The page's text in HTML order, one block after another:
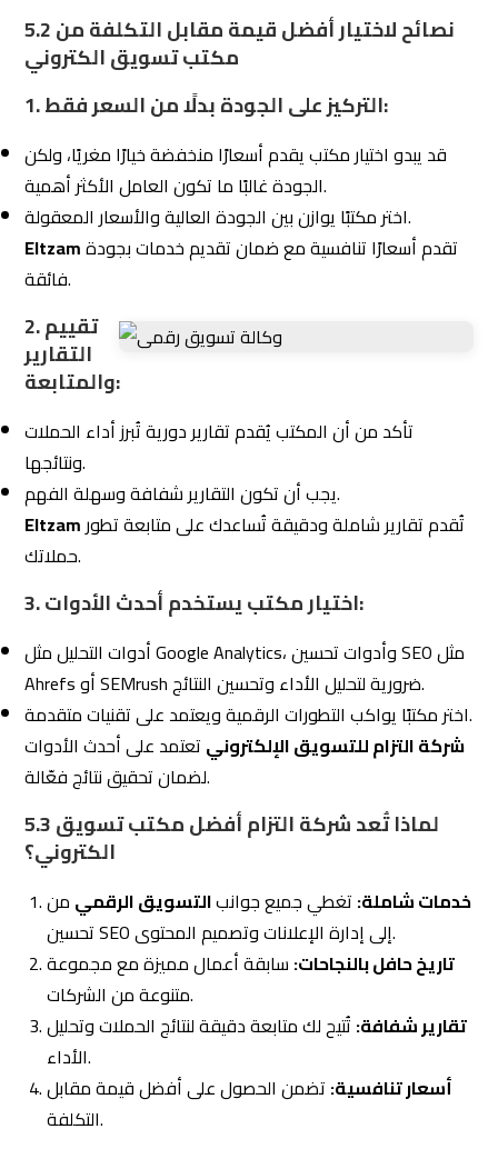
5.3لماذا تُعد شركة التزام أفضل مكتب تسويق
الكتروني؟
خدمات شاملة:تغطي جميع جوانب التسويق الرقميمن
تاريخ حافل بالنجاحات:سابقة أعمال مميزة مع مجموعة
متنوعة من الشركات.
تقارير شفافة:تُتيح لك متابعة دقيقة لنتائج الحملات وتحليل
الأداء.
تضمن الحصول على أفضل قيمة مقابل
6.الخطوة الخامسة: التحقق من أدوات
التحليل والمتابعة
أحد أهم العناصر في اختيارمكتب تسويق إلكترونيهو
التأكد من أنه يستخدم أدوات تحليل الأداء والمتابعة لضمان
تحقيق أهدافك التسويقية بكفاءة. أدوات التحليل ليست فقط
والضعف وإجراء التحسينات المستمرة. في هذا السياق، تُعد
شركة التزام للتسويق الإلكتروني
واحدة من أبرز المكاتب
التي تعتمد على أحدث أدوات التحليل لتقديم تقارير شفافة ونتائج
ملموسة.
6.1أهمية استخدام أدوات تحليل الأداء مثل
Google Analytics
1. قياس فعالية الحملات التسويقية:
تساعد أدوات مثل Google Analytics على تتبع أداء الحملات
التسويقية من خلال:
معرفة مصدر حركة الزوار (Organic، Paid، Social Media).
تحليل سلوك الزوار على الموقع، مثل الصفحات الأكثر زيارة
ومعدل الارتداد.